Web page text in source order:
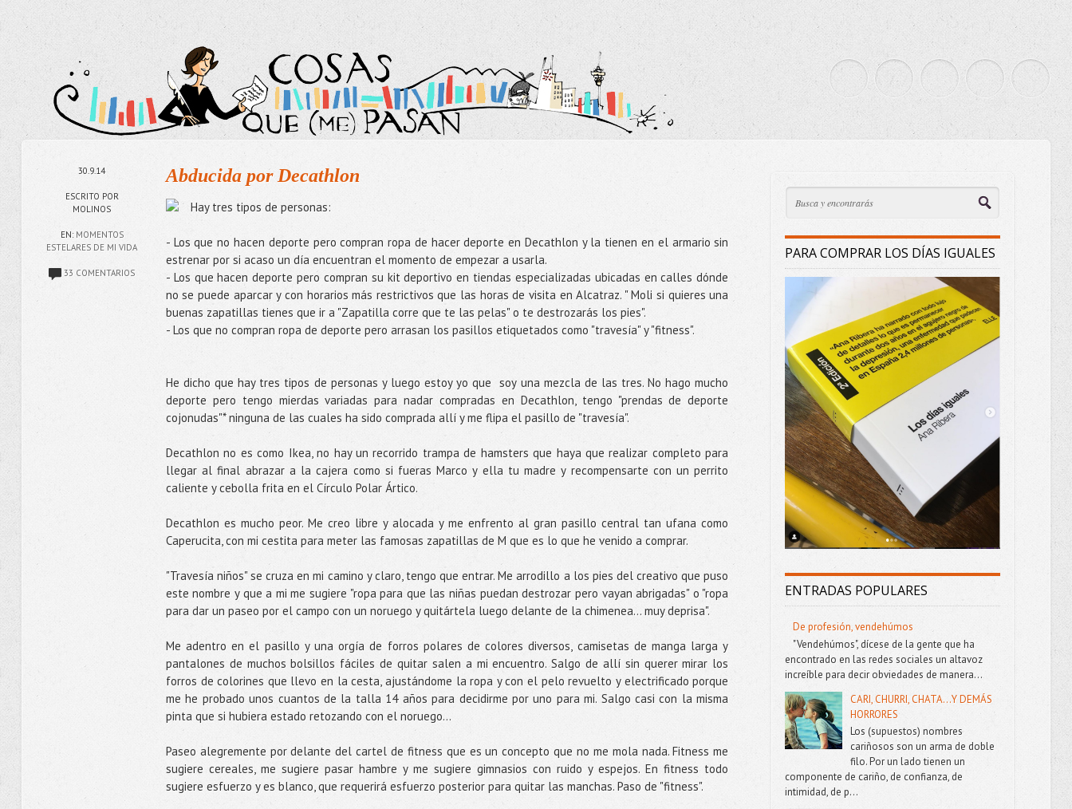
30.9.14
ESCRITO POR
MOLINOS
EN: MOMENTOS
ESTELARES DE MI VIDA
33 COMENTARIOS
Abducida por Decathlon
Hay tres tipos de personas:
- Los que no hacen deporte pero compran ropa de hacer deporte en Decathlon y la tienen en el armario sin
estrenar por si acaso un día encuentran el momento de empezar a usarla.
- Los que hacen deporte pero compran su kit deportivo en tiendas especializadas ubicadas en calles dónde
no se puede aparcar y con horarios más restrictivos que las horas de visita en Alcatraz. " Moli si quieres una
buenas zapatillas tienes que ir a "Zapatilla corre que te las pelas" o te destrozarás los pies".
- Los que no compran ropa de deporte pero arrasan los pasillos etiquetados como "travesía" y "fitness".
He dicho que hay tres tipos de personas y luego estoy yo que soy una mezcla de las tres. No hago mucho
deporte pero tengo mierdas variadas para nadar compradas en Decathlon, tengo "prendas de deporte
cojonudas"* ninguna de las cuales ha sido comprada allí y me flipa el pasillo de "travesía".
Decathlon no es como Ikea, no hay un recorrido trampa de hamsters que haya que realizar completo para
llegar al final abrazar a la cajera como si fueras Marco y ella tu madre y recompensarte con un perrito
caliente y cebolla frita en el Círculo Polar Ártico.
Decathlon es mucho peor. Me creo libre y alocada y me enfrento al gran pasillo central tan ufana como
Caperucita, con mi cestita para meter las famosas zapatillas de M que es lo que he venido a comprar.
"Travesía niños" se cruza en mi camino y claro, tengo que entrar. Me arrodillo a los pies del creativo que puso
este nombre y que a mi me sugiere "ropa para que las niñas puedan destrozar pero vayan abrigadas" o "ropa
para dar un paseo por el campo con un noruego y quitártela luego delante de la chimenea... muy deprisa".
Me adentro en el pasillo y una orgía de forros polares de colores diversos, camisetas de manga larga y
pantalones de muchos bolsillos fáciles de quitar salen a mi encuentro. Salgo de allí sin querer mirar los
forros de colorines que llevo en la cesta, ajustándome la ropa y con el pelo revuelto y electrificado porque
me he probado unos cuantos de la talla 14 años para decidirme por uno para mi. Salgo casi con la misma
pinta que si hubiera estado retozando con el noruego...
Paseo alegremente por delante del cartel de fitness que es un concepto que no me mola nada. Fitness me
sugiere cereales, me sugiere pasar hambre y me sugiere gimnasios con ruido y espejos. En fitness todo
sugiere esfuerzo y es blanco, que requerirá esfuerzo posterior para quitar las manchas. Paso de "fitness".
PARA COMPRAR LOS DÍAS IGUALES
ENTRADAS POPULARES
De profesión, vendehúmos
"Vendehúmos", dícese de la gente que ha
encontrado en las redes sociales un altavoz
increíble para decir obviedades de manera...
CARI, CHURRI, CHATA...Y DEMÁS
HORRORES
Los (supuestos) nombres
cariñosos son un arma de doble
filo. Por un lado tienen un
componente de cariño, de confianza, de
intimidad, de p...